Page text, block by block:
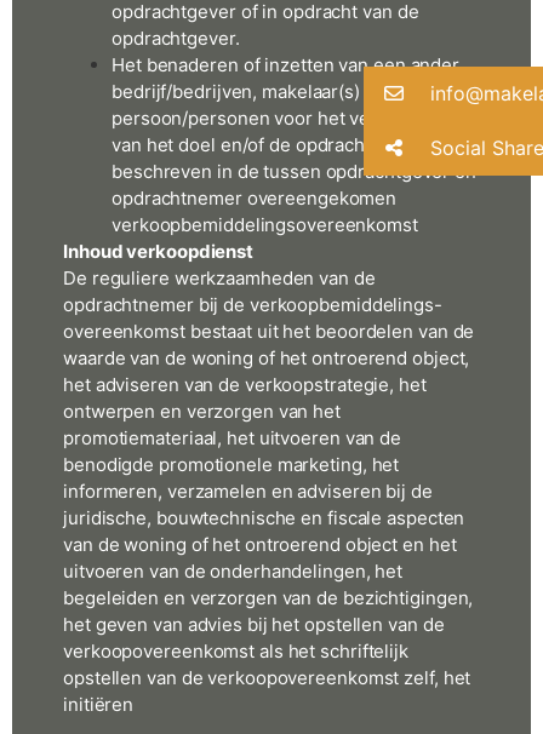
opdrachtgever of in opdracht van de
opdrachtgever.
Het benaderen of inzetten van een ander
bedrijf/bedrijven, makelaar(s) of
persoon/personen voor het verwezenlijken
van het doel en/of de opdracht zoals
beschreven in de tussen opdrachtgever en
opdrachtnemer overeengekomen
verkoopbemiddelingsovereenkomst
Inhoud verkoopdienst
De reguliere werkzaamheden van de
opdrachtnemer bij de verkoopbemiddelings-
overeenkomst bestaat uit het beoordelen van de
waarde van de woning of het ontroerend object,
het adviseren van de verkoopstrategie, het
ontwerpen en verzorgen van het
promotiemateriaal, het uitvoeren van de
benodigde promotionele marketing, het
informeren, verzamelen en adviseren bij de
juridische, bouwtechnische en fiscale aspecten
van de woning of het ontroerend object en het
uitvoeren van de onderhandelingen, het
begeleiden en verzorgen van de bezichtigingen,
het geven van advies bij het opstellen van de
verkoopovereenkomst als het schriftelijk
opstellen van de verkoopovereenkomst zelf, het
initiëren
Social Share